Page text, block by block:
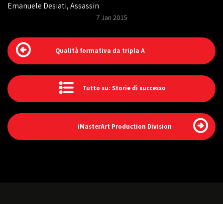
Emanuele Desiati, Assassin
7 Jan 2015
Qualità formativa da tripla A
Tutto su: Storie di successo
iMasterArt Production Division